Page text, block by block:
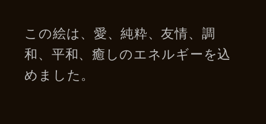
この絵は、愛、純粋、友情、調
和、平和、癒しのエネルギーを込
めました。